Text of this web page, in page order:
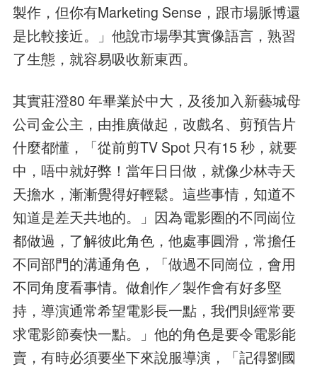
製作，但你有Marketing Sense，跟市場脈博還
是比較接近。」他說市場學其實像語言，熟習
了生態，就容易吸收新東西。
其實莊澄80 年畢業於中大，及後加入新藝城母
公司金公主，由推廣做起，改戲名、剪預告片
什麼都懂，「從前剪TV Spot 只有15 秒，就要
中，唔中就好弊！當年日日做，就像少林寺天
天擔水，漸漸覺得好輕鬆。這些事情，知道不
知道是差天共地的。」因為電影圈的不同崗位
都做過，了解彼此角色，他處事圓滑，常擔任
不同部門的溝通角色，「做過不同崗位，會用
不同角度看事情。做創作／製作會有好多堅
持，導演通常希望電影長一點，我們則經常要
求電影節奏快一點。」他的角色是要令電影能
賣，有時必須要坐下來說服導演，「記得劉國